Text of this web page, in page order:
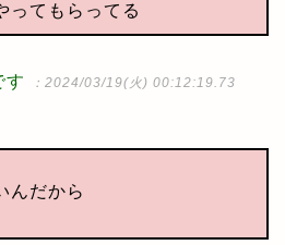
ってもらってる
す
：2024/03/19(火) 00:12:19.73
んだから